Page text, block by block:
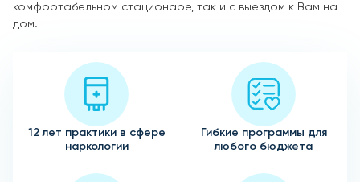
комфортабельном стационаре, так и с выездом к Вам на
дом.
12 лет практики в сфере
наркологии
Гибкие программы для
любого бюджета